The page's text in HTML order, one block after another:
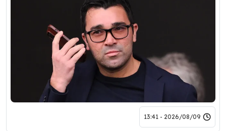
2026/08/09 - 13:41